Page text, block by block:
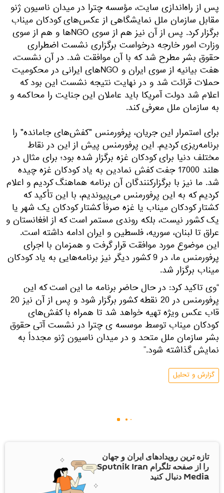
پس از راه‌اندازی سایت، مؤسسه چترا در میدان ناسیون ژنو
مقابل سازمان ملل نمایشگاهی از عکس‌های کودکان میناب
برگزار کرد. پس از آن نیز هم از سوی NGOها و هم از سوی
وزارت امور خارجه درخواست برگزاری نشست اضطراری
حقوق بشر مطرح شد که با آن موافقت شد. در آن نشست،
هفت بیانیه از سوی ایران و NGOهای ایرانی در محکومیت
حملات قرائت شد و در نهایت نتیجه نشست این بود که
اعلام شد دولت آمریکا باید عاملان این جنایت را محاکمه و
به سازمان ملل معرفی کند.
برای استمرار این جریان، پرفورمنس "کفش‌های جامانده" را
برنامه‌ریزی کردیم. این پرفورمنس پیش از این در نقاط
مختلف دنیا برای کودکان غزه برگزار شده بود؛ برای مثال در
هلند 17000 جفت کفش نمادین به یاد کودکان غزه چیده
شد. ما نیز با برگزارکنندگان آن برنامه هماهنگ کردیم و اعلام
کردیم که به این پرفورمنس می‌پیوندیم، با این تأکید که
کشتار کودکان میناب یا غزه صرفاً کشتار کودکان یک شهر یا
یک کشور نیست، بلکه روندی مستمر است که از افغانستان و
عراق تا لبنان، سوریه، فلسطین و ایران ادامه داشته است.
این موضوع مورد موافقت قرار گرفت و همزمان با اجرای
پرفورمنس ما، در 9 کشور دیگر نیز برنامه‌هایی به یاد کودکان
میناب برگزار شد.
“وی تاکید کرد: در حال حاضر برنامه ما این است که این
پرفورمنس در 20 نقطه کشور برگزار شود و پس از آن نیز 20
قاب عکس ویژه تهیه خواهد شد تا همراه با کفش‌های
کودکان میناب توسط موسسه ی چترا در نشست آتی حقوق
بشر سازمان ملل متحد و در میدان ناسیون ژنو مجدداً به
نمایش گذاشته شود.”
گزارش و تحلیل
تازه ترین رویدادهای ایران و جهان
را از صفحه تلگرام Sputnik Iran
Media دنبال کنید